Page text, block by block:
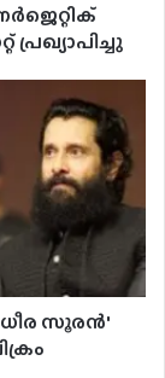
ധീര സൂരൻ'